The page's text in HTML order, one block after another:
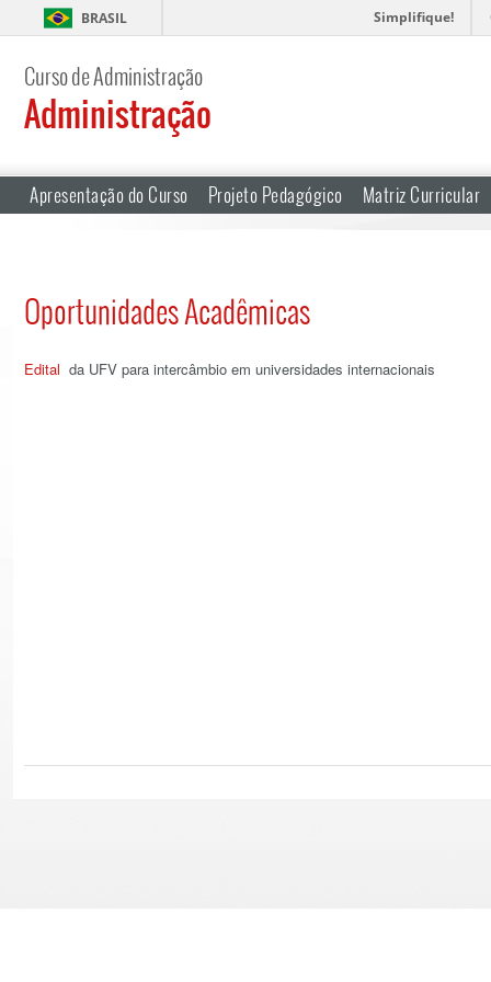
BRASIL Simplifique!
Curso de Administração
Administração
Apresentação do Curso Projeto Pedagógico Matriz Curricular
Oportunidades Acadêmicas
Edital da UFV para intercâmbio em universidades internacionais